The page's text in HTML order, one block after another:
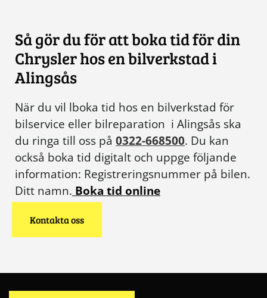
Så gör du för att boka tid för din
Chrysler hos en bilverkstad i
Alingsås
När du vil lboka tid hos en bilverkstad för
bilservice eller bilreparation i Alingsås ska
du ringa till oss på 0322-668500. Du kan
också boka tid digitalt och uppge följande
information: Registreringsnummer på bilen.
Ditt namn. Boka tid online
Kontakta oss